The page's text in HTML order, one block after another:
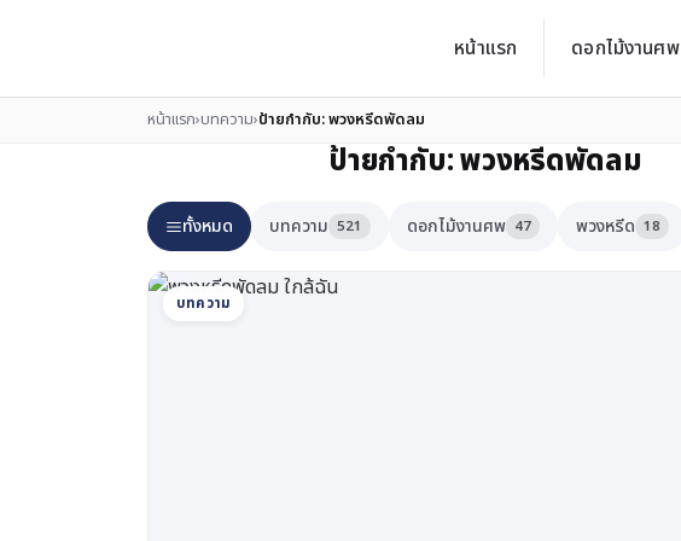
หน้าแรก ดอกไม้งานศพ
หน้าแรก›บทความ›ป้ายกำกับ:พวงหรีดพัดลม
ป้ายกำกับ:พวงหรีดพัดลม
ทั้งหมด บทความ 521 ดอกไม้งานศพ 47 พวงหรีด 18
บทความ